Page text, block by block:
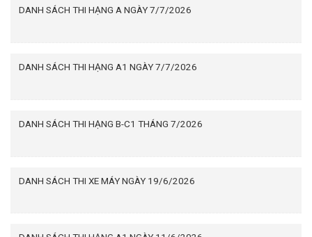
DANH SÁCH THI HẠNG A NGÀY 7/7/2026
DANH SÁCH THI HẠNG A1 NGÀY 7/7/2026
DANH SÁCH THI HẠNG B-C1 THÁNG 7/2026
DANH SÁCH THI XE MÁY NGÀY 19/6/2026